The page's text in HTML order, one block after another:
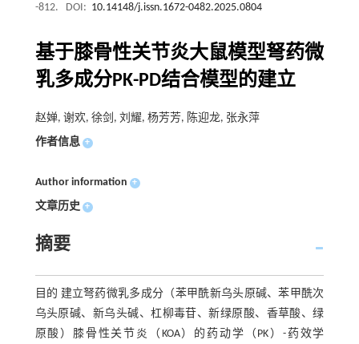
-812.
DOI: 10.14148/j.issn.1672-0482.2025.0804
基于膝骨性关节炎大鼠模型弩药微
乳多成分PK-PD结合模型的建立
赵婵, 谢欢, 徐剑, 刘耀, 杨芳芳, 陈迎龙, 张永萍
作者信息 +
Author information +
文章历史 +
摘要
目的 建立弩药微乳多成分（苯甲酰新乌头原碱、苯甲酰次
乌头原碱、新乌头碱、杠柳毒苷、新绿原酸、香草酸、绿
原酸）膝骨性关节炎（KOA）的药动学（PK）-药效学